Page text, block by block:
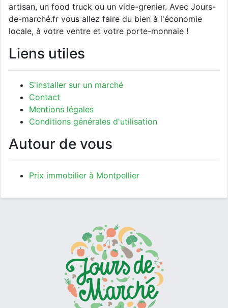
artisan, un food truck ou un vide-grenier. Avec Jours-
de-marché.fr vous allez faire du bien à l'économie
locale, à votre ventre et votre porte-monnaie !
Liens utiles
S'installer sur un marché
Contact
Mentions légales
Conditions générales d'utilisation
Autour de vous
Prix immobilier à Montpellier